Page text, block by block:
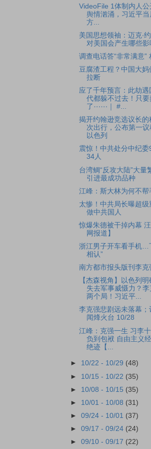
VideoFile 1体制内人公
舆情汹涌，习近平
方...
美国思想领袖：迈克‧
对美国会产生哪些影
调查电话答“非常满意
豆腐渣工程？中国大
拉断
应了千年预言：此劫
代都躲不过去！只
了⋯⋯｜ #...
揭开约翰逊竞选议长
次出行，公布第一
以色列
震惊！中共处分中纪
34人
台湾鲷“反攻大陆”大
引进最成功品种
江峰：斯大林为何不帮
太惨！中共局长曝超
做中共国人
惊爆朱德被干掉内幕
网报道】
浙江男子开车看手机…
相认”
南方都市报头版刊李
【杰森视角】以色列
失去军事威慑力？
两个局！习近平...
李克强悲剧远未落幕
闻烽火台 10/28
江峰：克强一生 习李
负到包袱 自由主义
绝迹【...
► 10/22 - 10/29 (48)
► 10/15 - 10/22 (35)
► 10/08 - 10/15 (35)
► 10/01 - 10/08 (31)
►09/24 - 10/01 (37)
►09/17 - 09/24 (24)
►09/10 - 09/17 (22)